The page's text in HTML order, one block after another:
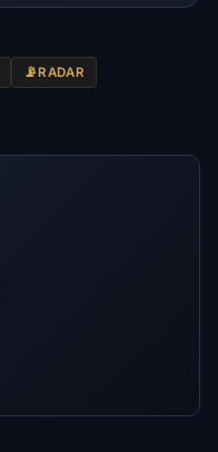
📡RADAR